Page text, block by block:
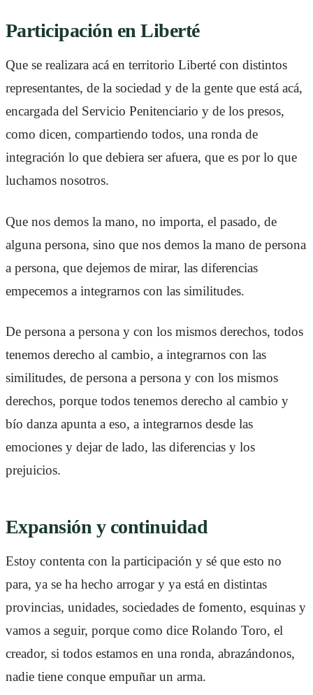
Participación en Liberté
Que se realizara acá en territorio Liberté con distintos
representantes, de la sociedad y de la gente que está acá,
encargada del Servicio Penitenciario y de los presos,
como dicen, compartiendo todos, una ronda de
integración lo que debiera ser afuera, que es por lo que
luchamos nosotros.
Que nos demos la mano, no importa, el pasado, de
alguna persona, sino que nos demos la mano de persona
a persona, que dejemos de mirar, las diferencias
empecemos a integrarnos con las similitudes.
De persona a persona y con los mismos derechos, todos
tenemos derecho al cambio, a integrarnos con las
similitudes, de persona a persona y con los mismos
derechos, porque todos tenemos derecho al cambio y
bío danza apunta a eso, a integrarnos desde las
emociones y dejar de lado, las diferencias y los
prejuicios.
Expansión y continuidad
Estoy contenta con la participación y sé que esto no
para, ya se ha hecho arrogar y ya está en distintas
provincias, unidades, sociedades de fomento, esquinas y
vamos a seguir, porque como dice Rolando Toro, el
creador, si todos estamos en una ronda, abrazándonos,
nadie tiene conque empuñar un arma.